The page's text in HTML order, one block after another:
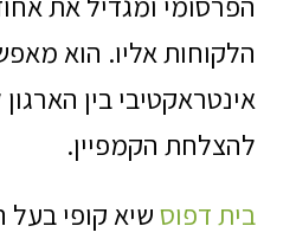
הלקוחות אליו. הוא
אינטראקטיבי בין
להצלחת הקמפיין.
בית דפוסשיא קופי בעל